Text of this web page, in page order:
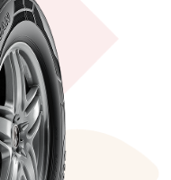
等一系列国内国际认证。
山东省“专精特新”中小
、山东省数字经济“晨
市一企一技术研发中
工程研究中心、沂南县